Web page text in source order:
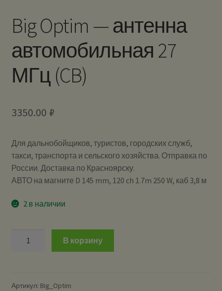
Big Optim — антенна
автомобильная 27
МГц (CB)
3350.00 ₽
Для дальнобойщиков, туристов, городских служб,
такси, транспорта и сельского хозяйства. Отправка по
России. Доставка по Красноярску.
АВТО на магните D 145 mm, 120 ch 1.7m 250 W, каб 3,8 м
2 в наличии
антенна
В корзину
Артикул: Big_Optim